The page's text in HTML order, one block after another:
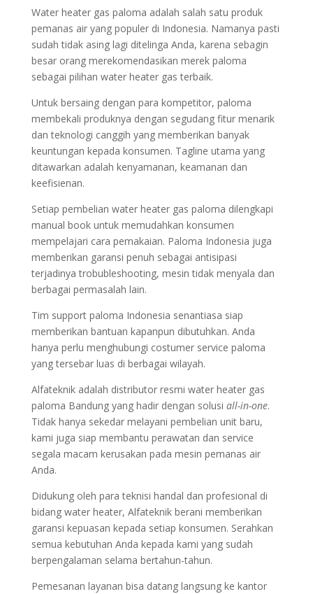
Water heater gas paloma adalah salah satu produk
pemanas air yang populer di Indonesia. Namanya pasti
sudah tidak asing lagi ditelinga Anda, karena sebagin
besar orang merekomendasikan merek paloma
sebagai pilihan water heater gas terbaik.
Untuk bersaing dengan para kompetitor, paloma
membekali produknya dengan segudang fitur menarik
dan teknologi canggih yang memberikan banyak
keuntungan kepada konsumen. Tagline utama yang
ditawarkan adalah kenyamanan, keamanan dan
keefisienan.
Setiap pembelian water heater gas paloma dilengkapi
manual book untuk memudahkan konsumen
mempelajari cara pemakaian. Paloma Indonesia juga
memberikan garansi penuh sebagai antisipasi
terjadinya trobubleshooting, mesin tidak menyala dan
berbagai permasalah lain.
Tim support paloma Indonesia senantiasa siap
memberikan bantuan kapanpun dibutuhkan. Anda
hanya perlu menghubungi costumer service paloma
yang tersebar luas di berbagai wilayah.
Alfateknik adalah distributor resmi water heater gas
paloma Bandung yang hadir dengan solusi all-in-one.
Tidak hanya sekedar melayani pembelian unit baru,
kami juga siap membantu perawatan dan service
segala macam kerusakan pada mesin pemanas air
Anda.
Didukung oleh para teknisi handal dan profesional di
bidang water heater, Alfateknik berani memberikan
garansi kepuasan kepada setiap konsumen. Serahkan
semua kebutuhan Anda kepada kami yang sudah
berpengalaman selama bertahun-tahun.
Pemesanan layanan bisa datang langsung ke kantor